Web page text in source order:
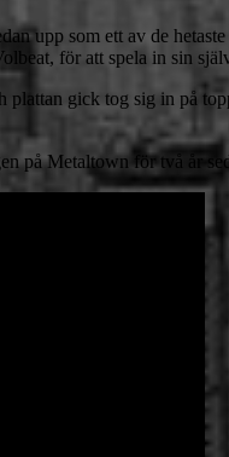
upp som ett av de
för att spela in sin
plattan gick tog sig in på
på Metaltown för två år